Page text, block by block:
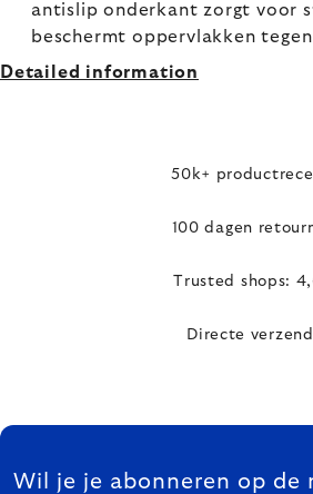
antislip onderkant zorgt voor
beschermt oppervlakken
Detailed information
50k+
100 dagen
Trusted shops:
Directe
FOOTER
Wil je je abonneren op de